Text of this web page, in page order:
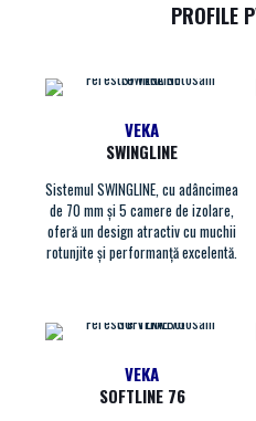
PROFILE
VEKA
SWINGLINE
Sistemul SWINGLINE, cu adâncimea
de 70 mm și 5 camere de izolare,
oferă un design atractiv cu muchii
rotunjite și performanță excelentă.
VEKA
SOFTLINE 76